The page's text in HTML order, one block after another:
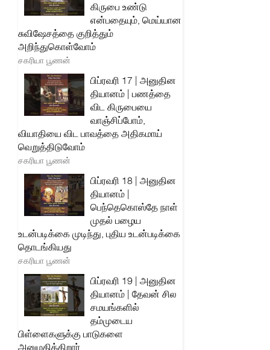
கிருபை உண்டு
என்பதையும், மெய்யான
சுவிஷேசத்தை குறித்தும்
அறிந்துகொள்வோம்
சகரியா பூணன்
பிப்ரவரி 17 | அனுதின
தியானம் | பணத்தை
விட கிருபையை
வாஞ்சிப்போம்,
வியாதியை விட பாவத்தை அதிகமாய்
வெறுத்திடுவோம்
சகரியா பூணன்
பிப்ரவரி 18 | அனுதின
தியானம் |
பெந்தெகொஸ்தே நாள்
முதல் பழைய
உடன்படிக்கை முடிந்து, புதிய உடன்படிக்கை
தொடங்கியது
சகரியா பூணன்
பிப்ரவரி 19 | அனுதின
தியானம் | தேவன் சில
சமயங்களில்
தம்முடைய
பிள்ளைகளுக்கு பாடுகளை
அனுமதிக்கிறார்